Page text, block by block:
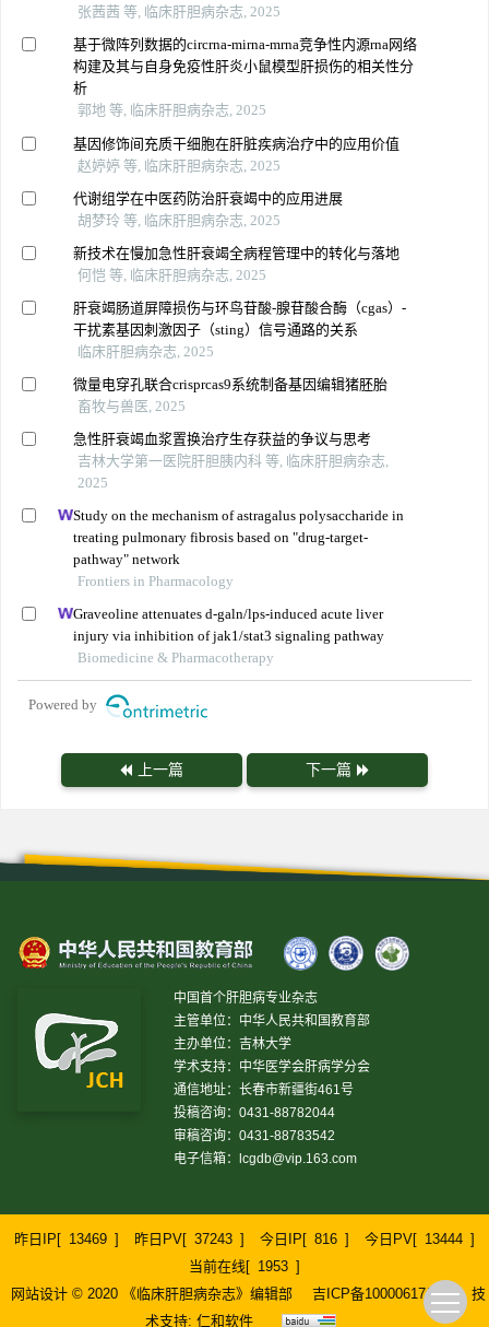
张茜茜 等, 临床肝胆病杂志, 2025
基于微阵列数据的circrna-mirna-mrna竞争性内源rna网络
构建及其与自身免疫性肝炎小鼠模型肝损伤的相关性分
析
郭地 等, 临床肝胆病杂志, 2025
基因修饰间充质干细胞在肝脏疾病治疗中的应用价值
赵婷婷 等, 临床肝胆病杂志, 2025
代谢组学在中医药防治肝衰竭中的应用进展
胡梦玲 等, 临床肝胆病杂志, 2025
新技术在慢加急性肝衰竭全病程管理中的转化与落地
何恺 等, 临床肝胆病杂志, 2025
肝衰竭肠道屏障损伤与环鸟苷酸-腺苷酸合酶（cgas）-
干扰素基因刺激因子（sting）信号通路的关系
临床肝胆病杂志, 2025
微量电穿孔联合crisprcas9系统制备基因编辑猪胚胎
畜牧与兽医, 2025
急性肝衰竭血浆置换治疗生存获益的争议与思考
吉林大学第一医院肝胆胰内科 等, 临床肝胆病杂志,
2025
Study on the mechanism of astragalus polysaccharide in
treating pulmonary fibrosis based on "drug-target-
pathway" network
Frontiers in Pharmacology
Graveoline attenuates d-galn/lps-induced acute liver
injury via inhibition of jak1/stat3 signaling pathway
Biomedicine & Pharmacotherapy
Powered by
上一篇 下一篇
中国首个肝胆病专业杂志
主管单位：中华人民共和国教育部
主办单位：吉林大学
学术支持：中华医学会肝病学分会
通信地址：长春市新疆街461号
投稿咨询：0431-88782044
审稿咨询：0431-88783542
电子信箱：
lcgdb@vip.163.com
昨日IP[ 13469 ] 昨日PV[ 37243 ] 今日IP[ 816 ] 今日PV[ 13444 ]
当前在线[ 1953 ]
网站设计 © 2020 《临床肝胆病杂志》编辑部
吉ICP备10000617号-1
技
术支持: 仁和软件